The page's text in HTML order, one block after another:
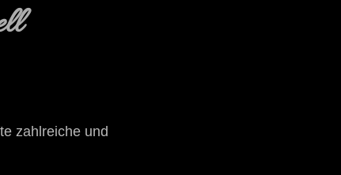
zahlreiche und